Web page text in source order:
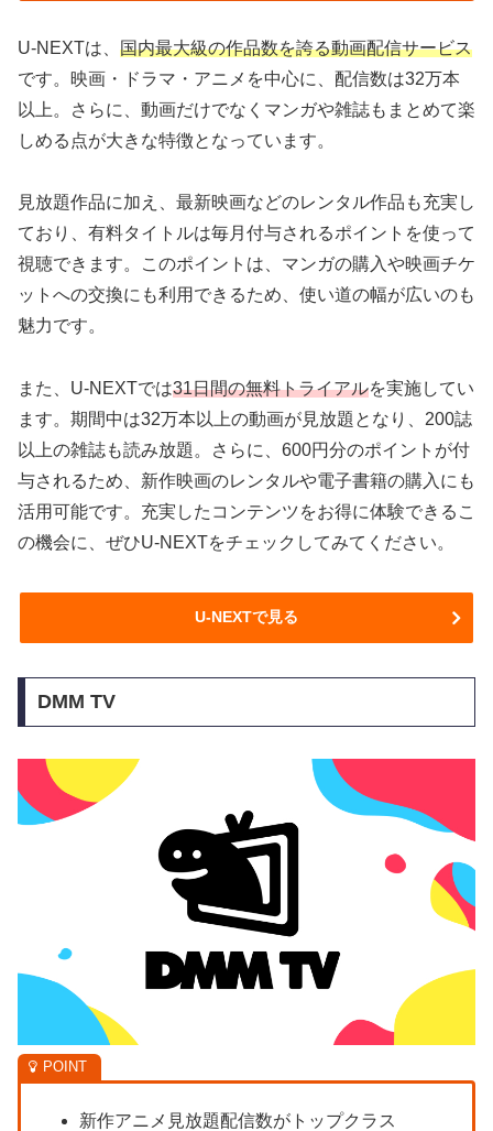
U-NEXTは、 国内最大級の作品数を誇る動画配信サービス
です。映画・ドラマ・アニメを中心に、配信数は32万本
以上。さらに、動画だけでなくマンガや雑誌もまとめて楽
しめる点が大きな特徴となっています。
見放題作品に加え、最新映画などのレンタル作品も充実し
ており、有料タイトルは毎月付与されるポイントを使って
視聴できます。このポイントは、マンガの購入や映画チケ
ットへの交換にも利用できるため、使い道の幅が広いのも
魅力です。
また、U-NEXTでは31日間の無料トライアルを実施してい
ます。期間中は32万本以上の動画が見放題となり、200誌
以上の雑誌も読み放題。さらに、600円分のポイントが付
与されるため、新作映画のレンタルや電子書籍の購入にも
活用可能です。充実したコンテンツをお得に体験できるこ
の機会に、ぜひU-NEXTをチェックしてみてください。
U-NEXTで見る
DMM TV
新作アニメ見放題配信数がトップクラス